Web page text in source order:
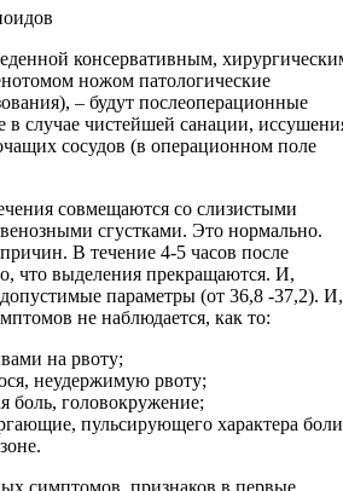
консервативным,
ножом патологические
– будут послеоперационные
в случае чистейшей санации,
сосудов (в операционном поле
совмещаются со слизистыми
сгустками. Это нормально.
В течение 4-5 часов после
что выделения прекращаются. И,
параметры (от 36,8 -37,2). И,
не наблюдается, как то:
на рвоту;
неудержимую рвоту;
боль, головокружение;
пульсирующего характера боли
симптомов, признаков в первые